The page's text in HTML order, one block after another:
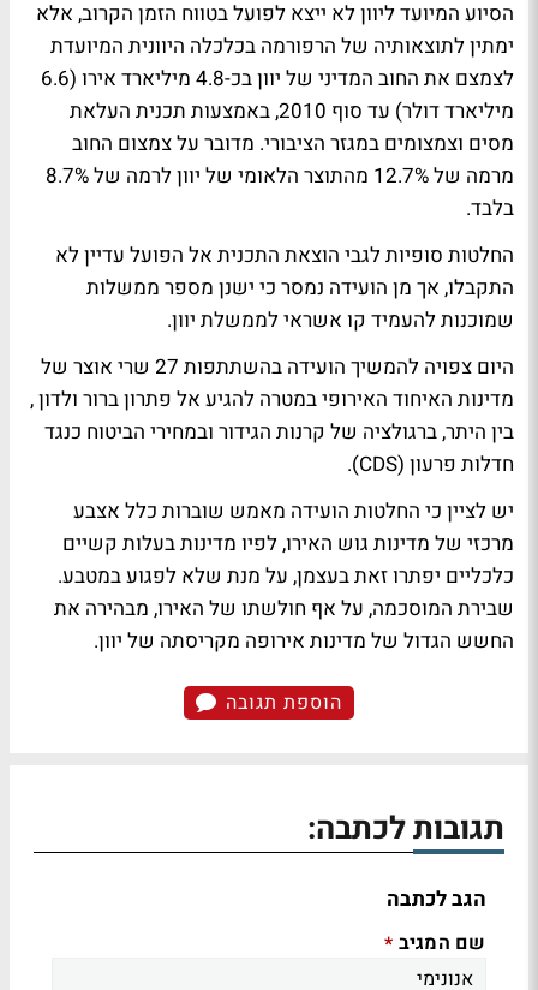
הסיוע המיועד ליוון לא ייצא לפועל בטווח הזמן הקרוב, אלא
ימתין לתוצאותיה של הרפורמה בכלכלה היוונית המיועדת
לצמצם את החוב המדיני של יוון בכ-4.8 מיליארד אירו (6.6
מיליארד דולר) עד סוף 2010, באמצעות תכנית העלאת
מסים וצמצומים במגזר הציבורי. מדובר על צמצום החוב
מרמה של 12.7% מהתוצר הלאומי של יוון לרמה של 8.7%
בלבד.
החלטות סופיות לגבי הוצאת התכנית אל הפועל עדיין לא
התקבלו, אך מן הועידה נמסר כי ישנן מספר ממשלות
שמוכנות להעמיד קו אשראי לממשלת יוון.
היום צפויה להמשיך הועידה בהשתתפות 27 שרי אוצר של
מדינות האיחוד האירופי במטרה להגיע אל פתרון ברור ולדון ,
בין היתר, ברגולציה של קרנות הגידור ובמחירי הביטוח כנגד
חדלות פרעון (CDS).
יש לציין כי החלטות הועידה מאמש שוברות כלל אצבע
מרכזי של מדינות גוש האירו, לפיו מדינות בעלות קשיים
כלכליים יפתרו זאת בעצמן, על מנת שלא לפגוע במטבע.
שבירת המוסכמה, על אף חולשתו של האירו, מבהירה את
החשש הגדול של מדינות אירופה מקריסתה של יוון.
הוספת תגובה
תגובות לכתבה:
הגב לכתבה
שם המגיב *